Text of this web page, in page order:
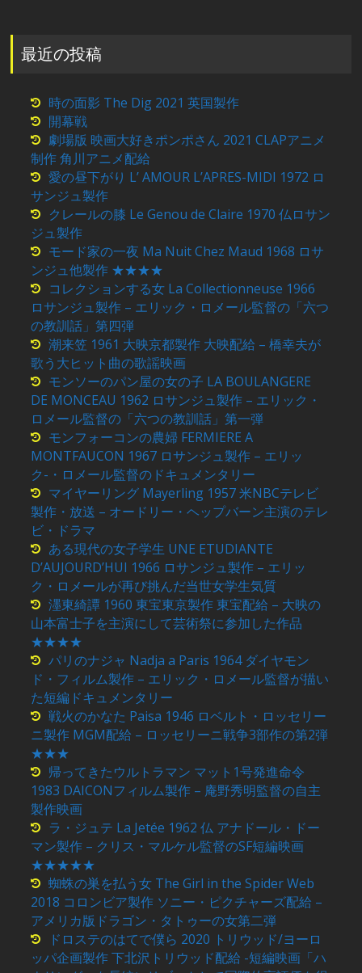
最近の投稿
時の面影 The Dig 2021 英国製作
開幕戦
劇場版 映画大好きポンポさん 2021 CLAPアニメ
制作 角川アニメ配給
愛の昼下がり L’ AMOUR L’APRES-MIDI 1972 ロ
サンジュ製作
クレールの膝 Le Genou de Claire 1970 仏ロサン
ジュ製作
モード家の一夜 Ma Nuit Chez Maud 1968 ロサ
ンジュ他製作 ★★★★
コレクションする女 La Collectionneuse 1966
ロサンジュ製作 – エリック・ロメール監督の「六つ
の教訓話」第四弾
潮来笠 1961 大映京都製作 大映配給 – 橋幸夫が
歌う大ヒット曲の歌謡映画
モンソーのパン屋の女の子 LA BOULANGERE
DE MONCEAU 1962 ロサンジュ製作 – エリック・
ロメール監督の「六つの教訓話」第一弾
モンフォーコンの農婦 FERMIERE A
MONTFAUCON 1967 ロサンジュ製作 – エリッ
ク-・ロメール監督のドキュメンタリー
マイヤーリング Mayerling 1957 米NBCテレビ
製作・放送 – オードリー・ヘップバーン主演のテレ
ビ・ドラマ
ある現代の女子学生 UNE ETUDIANTE
D’AUJOURD’HUI 1966 ロサンジュ製作 – エリッ
ク・ロメールが再び挑んだ当世女学生気質
濹東綺譚 1960 東宝東京製作 東宝配給 – 大映の
山本富士子を主演にして芸術祭に参加した作品
★★★★
パリのナジャ Nadja a Paris 1964 ダイヤモン
ド・フィルム製作 – エリック・ロメール監督が描い
た短編ドキュメンタリー
戦火のかなた Paisa 1946 ロベルト・ロッセリー
ニ製作 MGM配給 – ロッセリーニ戦争3部作の第2弾
★★★
帰ってきたウルトラマン マット1号発進命令
1983 DAICONフィルム製作 – 庵野秀明監督の自主
製作映画
ラ・ジュテ La Jetée 1962 仏 アナドール・ドー
マン製作 – クリス・マルケル監督のSF短編映画
★★★★★
蜘蛛の巣を払う女 The Girl in the Spider Web
2018 コロンビア製作 ソニー・ピクチャーズ配給 –
アメリカ版ドラゴン・タトゥーの女第二弾
ドロステのはてで僕ら 2020 トリウッド/ヨーロ
ッパ企画製作 下北沢トリウッド配給 -短編映画「ハ